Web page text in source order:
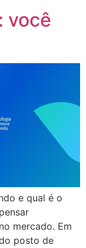
você
e qual é o
mercado. Em
posto de